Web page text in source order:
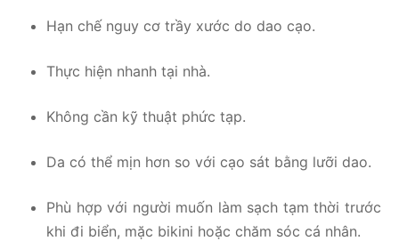
Hạn chế nguy cơ trầy xước do dao cạo.
Thực hiện nhanh tại nhà.
Không cần kỹ thuật phức tạp.
Da có thể mịn hơn so với cạo sát bằng lưỡi dao.
Phù hợp với người muốn làm sạch tạm thời trước
khi đi biển, mặc bikini hoặc chăm sóc cá nhân.